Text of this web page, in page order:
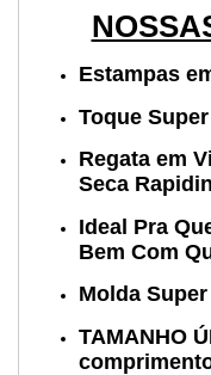
Estampas
Toque
Regata em
Seca
Ideal Pra
Bem Com
Molda
TAMANHO